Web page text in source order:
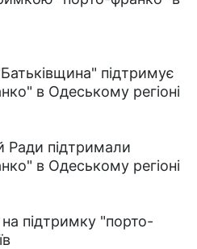
підтримує
в Одеському регіоні
Ради підтримали
в Одеському регіоні
підтримку "порто-